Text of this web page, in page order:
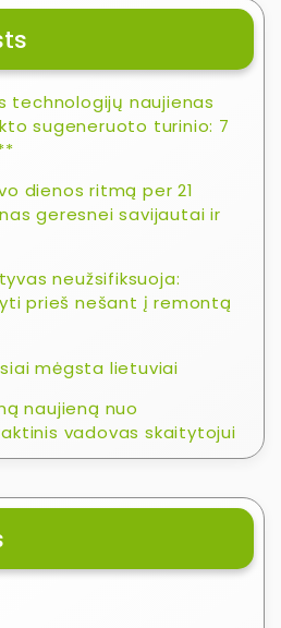
technologijų naujienas
sugeneruoto turinio: 7
dienos ritmą per 21
geresnei savijautai ir
neužsifiksuoja:
prieš nešant į remontą
mėgsta lietuviai
naujieną nuo
vadovas skaitytojui